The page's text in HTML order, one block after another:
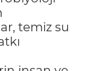
temiz su